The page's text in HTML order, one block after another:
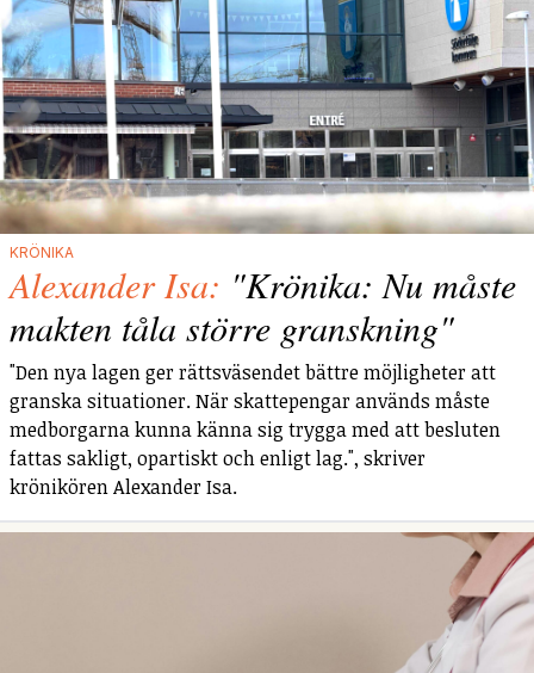
KRÖNIKA
Alexander Isa: "Krönika: Nu måste
makten tåla större granskning"
"Den nya lagen ger rättsväsendet bättre möjligheter att
granska situationer. När skattepengar används måste
medborgarna kunna känna sig trygga med att besluten
fattas sakligt, opartiskt och enligt lag.", skriver
krönikören Alexander Isa.